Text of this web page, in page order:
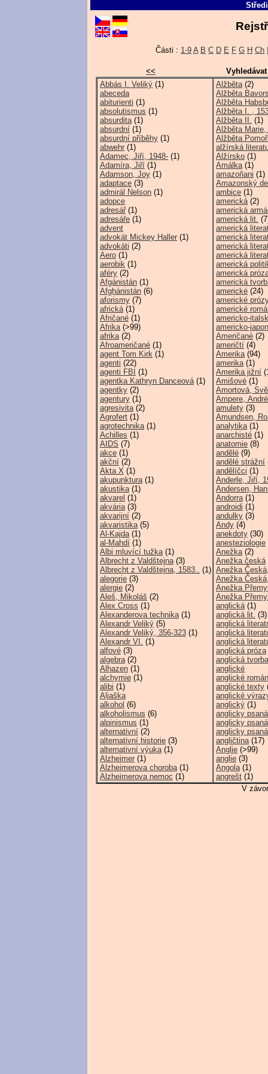
Části : 1-9 A B C D E F G H Ch
<<
Abbás I. Veliký (1)
abeceda
abiturienti (1)
absolutismus (1)
absurdita(1)
absurdní (1)
absurdní příběhy (1)
abwehr (1)
Adamec, Jiří, 1948- (1)
Adamíra, Jiří (1)
Adamson, Joy (1)
adaptace (3)
admirál Nelson (1)
adopce
adresář(1)
adresáře (1)
advent
advokát Mickey Haller (1)
advokáti (2)
Aero (1)
aerobik (1)
aféry (2)
Afgánistán (1)
Afghánistán (6)
aforismy (7)
africká(1)
Afričané (1)
Afrika(>99)
afrika(2)
Afroameričané (1)
agent Tom Kirk (1)
agenti (22)
agenti FBI (1)
agentka Kathryn Danceová(1)
agentky (2)
agentury (1)
agresivita(2)
Agrofert (1)
agrotechnika(1)
Achilles (1)
AIDS (7)
akce (1)
akční (2)
Akta X (1)
akupunktura(1)
akustika(1)
akvarel (1)
akvária(3)
akvarijní (2)
akvaristika(5)
Al-Kajda(1)
al-Mahdí (1)
Albi mluvící tužka(1)
Albrecht z Valdštejna(3)
Albrecht z Valdštejna, 1583.. (1)
alegorie (3)
alergie (2)
Aleš, Mikoláš (2)
Alex Cross (1)
Alexanderova technika(1)
Alexandr Veliký (5)
Alexandr Veliký, 356-323 (1)
Alexandr VI. (1)
alfové (3)
algebra(2)
Alhazen (1)
alchymie (1)
alibi (1)
Aljaška
alkohol (6)
alkoholismus (6)
alpinismus (1)
alternativní (2)
alternativní historie (3)
alternativní výuka(1)
Alzheimer (1)
Alzheimerova choroba(1)
Alzheimerova nemoc (1)
Alžběta(2)
Alžběta
Alžběta
Alžběta I. ,
Alžběta II. (1)
Alžběta Marie,
Alžběta
alžírská
Alžírsko (1)
Amálka(1)
amazoňani (1)
Amazonský
ambice (1)
americká(2)
americká
americká lit.
americká
americká
americká
americká
americká
americká
americká
americké (24)
americké
americké
americko-
americko-
Američané (2)
američtí (4)
Amerika(94)
amerika(1)
Amerika jižní
Amišové (1)
Amortová,
Ampere,
amulety (3)
Amundsen,
analytika(1)
anarchisté (1)
anatomie (8)
andělé (9)
andělé strážní
andělíčci (1)
Anderle, Jiří,
Andersen,
Andorra(1)
androidi (1)
andulky (3)
Andy (4)
anekdoty (30)
anesteziologie
Anežka(2)
Anežka česká
Anežka
Anežka
Anežka
Anežka
anglická(1)
anglická lit. (3)
anglická
anglická
anglická
anglická próza
anglická tvorba
anglické
anglické
anglické texty
anglické
anglický (1)
anglicky psaná
anglicky
anglicky
angličtina(17)
Anglie (>99)
anglie (3)
Angola(1)
angrešt (1)
V